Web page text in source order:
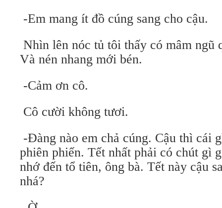
-Em mang ít đồ cúng sang cho cậu.
Nhìn lên nóc tủ tôi thấy có mâm ngũ
Và nén nhang mới bén.
-Cảm ơn cô.
Cô cười không tươi.
-Đàng nào em chả cúng. Cậu thì cái
phiên phiến. Tết nhất phải có chút gì
nhớ đến tổ tiên, ông bà. Tết này cậu
nhá?